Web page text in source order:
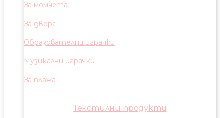
За момчета
За двора
Образователни играчки
Музикални играчки
За плажа
Текстилни продукти